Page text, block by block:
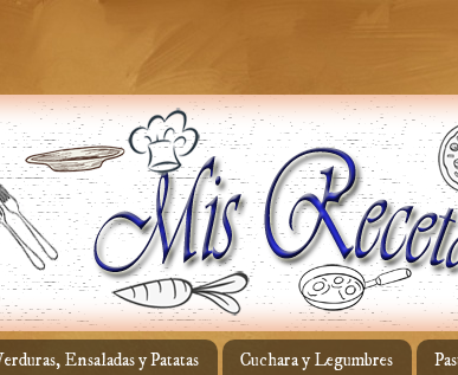
Ensaladas y Patatas Cuchara y Legumbres